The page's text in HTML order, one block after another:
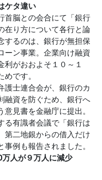
ケタ違い
首脳との会合にて「銀行
在り方について各行と論
するのは、銀行が無担保
ーン事業。企業向け融資
利がおおよそ１０～１
です。
護士連合会が、銀行のカ
融資を防ぐため、銀行へ
見書を金融庁に提出。
る有識者会議で「銀行は
第二地銀からの借入だけ
例も報告されました。
人が９万人に減少